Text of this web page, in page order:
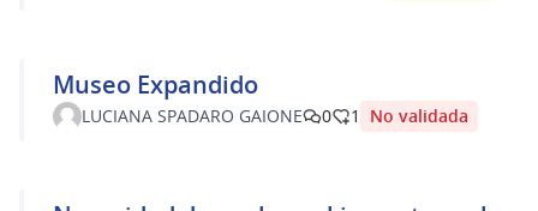
Museo Expandido
LUCIANA SPADARO GAIONE 0 1 No validada